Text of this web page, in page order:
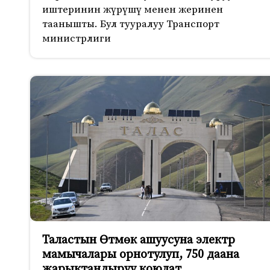
иштеринин жүрүшү менен жеринен
таанышты. Бул тууралуу Транспорт
министрлиги
Таластын Өтмөк ашуусуна электр
мамычалары орнотулуп, 750 даана